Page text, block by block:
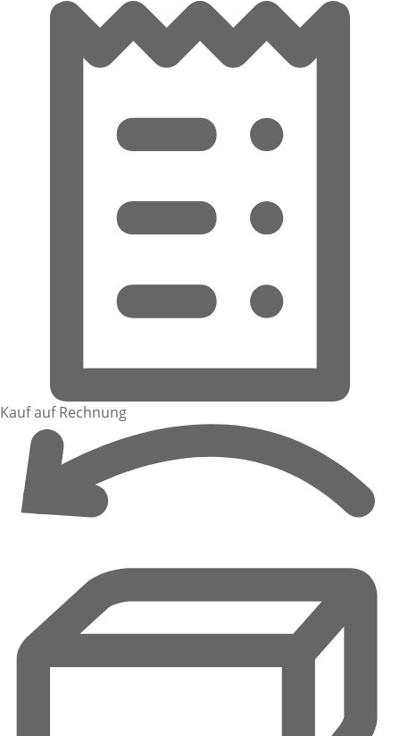
Kauf auf Rechnung